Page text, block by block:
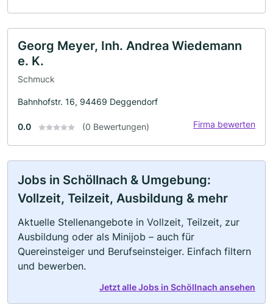
Georg Meyer, Inh. Andrea Wiedemann
e. K.
Schmuck
Bahnhofstr. 16, 94469 Deggendorf
0.0 (0 Bewertungen) Firma bewerten
Jobs in Schöllnach & Umgebung:
Vollzeit, Teilzeit, Ausbildung & mehr
Aktuelle Stellenangebote in Vollzeit, Teilzeit, zur
Ausbildung oder als Minijob – auch für
Quereinsteiger und Berufseinsteiger. Einfach filtern
und bewerben.
Jetzt alle Jobs in Schöllnach ansehen